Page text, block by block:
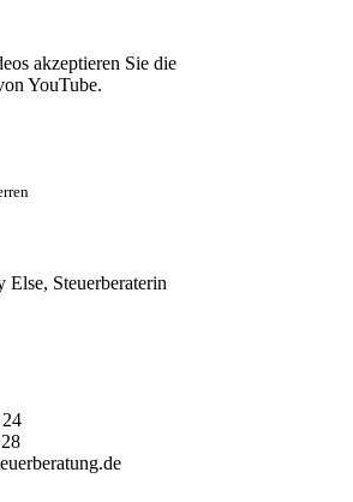
akzeptieren Sie die
YouTube.
Steuerberaterin